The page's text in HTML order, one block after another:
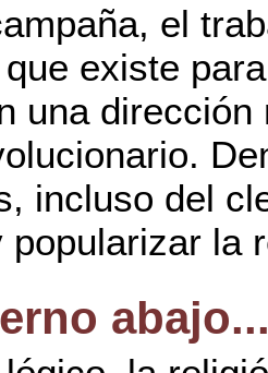
el
existe
una
incluso del
popularizar la